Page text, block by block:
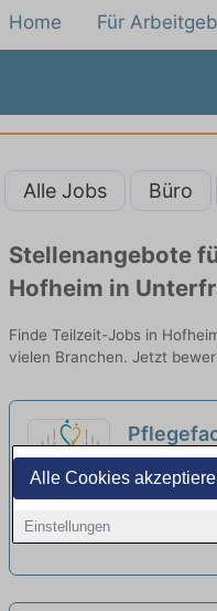
Alle Cookies
Einstellungen
Home Für
Alle Jobs Büro
Stellenangebote
Hofheim in
Finde Teilzeit-Jobs in
vielen Branchen. Jetzt
(10-30h/
Ihnen